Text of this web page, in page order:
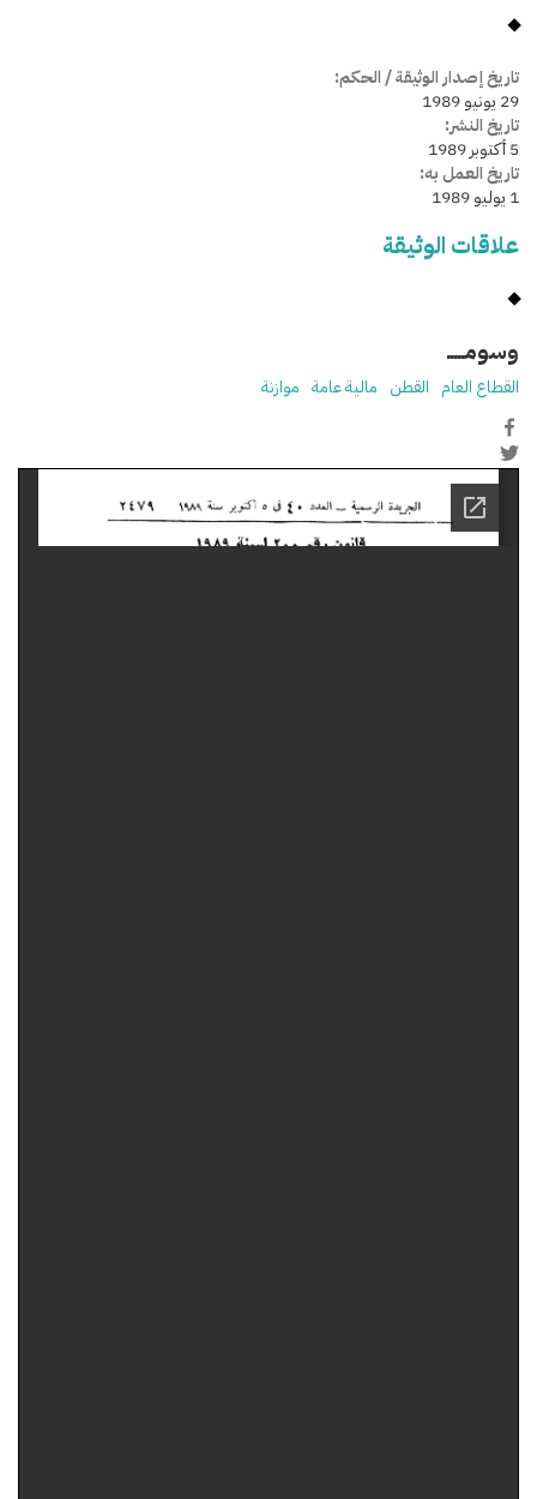
تاريخ إصدار الوثيقة / الحكم:
29 يونيو 1989
تاريخ النشر:
5 أكتوبر 1989
تاريخ العمل به:
1 يوليو 1989
علاقات الوثيقة
وسومـــــ
القطاع العام القطن مالية عامة موازنة